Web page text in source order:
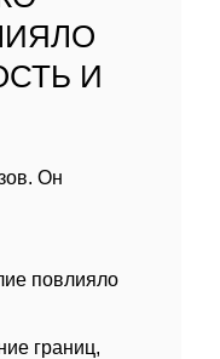
И
Он
повлияло
границ,